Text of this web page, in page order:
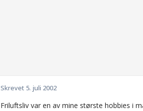
Skrevet 5. juli 2002
Friluftsliv var en av mine største hobbies i